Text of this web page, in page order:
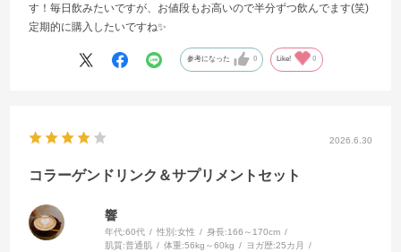
す！毎日飲みたいですが、お値段もお高いので半分ずつ飲んでます(笑)
定期的に購入したいですね✨
参考になった 0 Like! 0
2026.6.30
コラーゲンドリンク＆サプリメントセット
響
年代:60代 性別:女性 身長:166～170cm
肌質:普通肌 体重:56kg～60kg ヨガ歴:25カ月